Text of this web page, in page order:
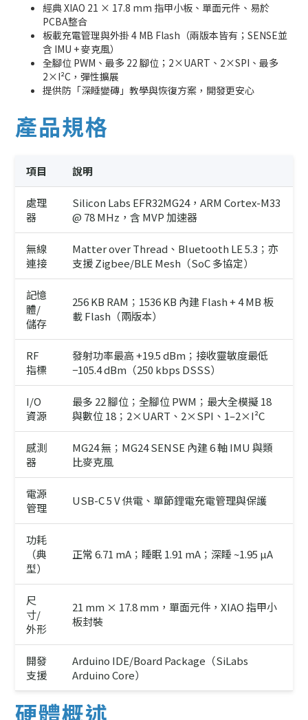
經典 XIAO 21 × 17.8 mm 指甲小板、單面元件、易於
PCBA整合
板載充電管理與外掛 4 MB Flash（兩版本皆有；SENSE並
含 IMU + 麥克風）
全腳位 PWM、最多 22 腳位；2×UART、2×SPI、最多
2×I²C，彈性擴展
提供防「深睡變磚」教學與恢復方案，開發更安心
產品規格
項目 說明
處理
器
Silicon Labs EFR32MG24，ARM Cortex-M33
@ 78 MHz，含 MVP 加速器
無線
連接
Matter over Thread、Bluetooth LE 5.3；亦
支援 Zigbee/BLE Mesh（SoC 多協定）
記憶
體/
儲存
256 KB RAM；1536 KB 內建 Flash + 4 MB 板
載 Flash（兩版本）
RF
指標
發射功率最高 +19.5 dBm；接收靈敏度最低
−105.4 dBm（250 kbps DSSS）
I/O
資源
最多 22 腳位；全腳位 PWM；最大全模擬 18
與數位 18；2×UART、2×SPI、1–2×I²C
感測
器
MG24 無；MG24 SENSE 內建 6 軸 IMU 與類
比麥克風
電源
管理
USB-C 5 V 供電、單節鋰電充電管理與保護
功耗
（典
型）
正常 6.71 mA；睡眠 1.91 mA；深睡 ~1.95 µA
尺
寸/
外形
21 mm × 17.8 mm，單面元件，XIAO 指甲小
板封裝
開發
支援
Arduino IDE/Board Package（SiLabs
Arduino Core）
硬體概述